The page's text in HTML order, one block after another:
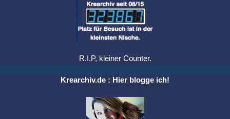
R.I.P, kleiner Counter.
Krearchiv.de : Hier blogge ich!